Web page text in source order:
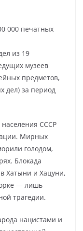
000 печатных
из 19
музеев
предметов,
дел) за период
населения СССР
Мирных
голодом,
Блокада
Хатыни и Хацуни,
— лишь
трагедии.
нацистами и